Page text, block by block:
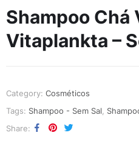
Shampoo Chá
Vitaplankta –
Category: Cosméticos
Tags: Shampoo - Sem Sal
Share